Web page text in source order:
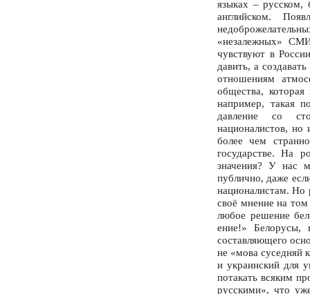
языках – русском,
английском.
«незалежных»
чувствуют в
давить, а
отношениям
общества,
например, такая
давление со
националистов, но
более чем
государстве. На
значения? У нас
публично, даже
националистам. Но
своё мнение на
любое решение
ение!» Белорусы,
составляющего
не «мова суседняй
и украинский для
потакать всяким
русскими», что